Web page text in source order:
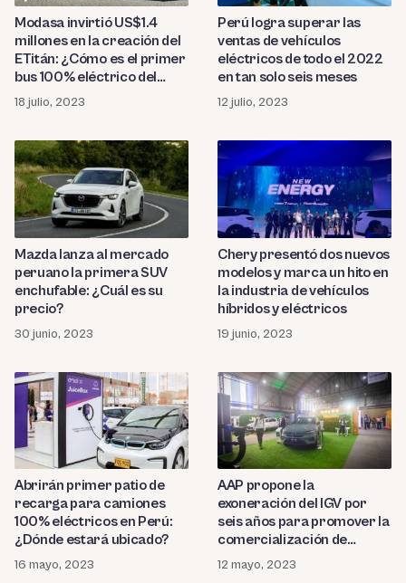
Modasa invirtió US$1.4
millones en la creación del
ETitán: ¿Cómo es el primer
bus 100% eléctrico del
Perú?
18 julio, 2023
Perú logra superar las
ventas de vehículos
eléctricos de todo el 2022
en tan solo seis meses
12 julio, 2023
Mazda lanza al mercado
peruano la primera SUV
enchufable: ¿Cuál es su
precio?
30 junio, 2023
Chery presentó dos nuevos
modelos y marca un hito en
la industria de vehículos
híbridos y eléctricos
19 junio, 2023
Abrirán primer patio de
recarga para camiones
100% eléctricos en Perú:
¿Dónde estará ubicado?
16 mayo, 2023
AAP propone la
exoneración del IGV por
seis años para promover la
comercialización de
vehículos eléctricos e
12 mayo, 2023